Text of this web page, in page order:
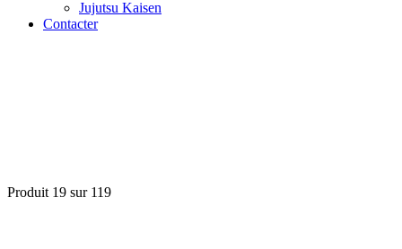
Jujutsu Kaisen
Contacter
Produit 19 sur 119